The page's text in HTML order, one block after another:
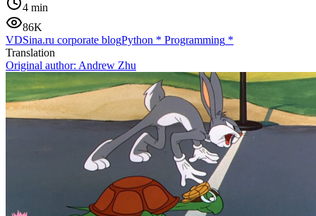
4 min
86K
VDSina.ru corporate blogPython * Programming *
Translation
Original author: Andrew Zhu